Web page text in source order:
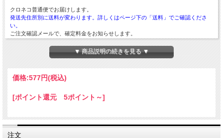
クロネコ普通便でお届けします。
発送先住所別に送料が変わります。詳しくはページ下の「送料」でご確認くださ
い。
ご注文確認メールで、確定料金をお知らせします。
▼ 商品説明の続きを見る ▼
価格:577円(税込)
[ポイント還元 5ポイント～]
注文